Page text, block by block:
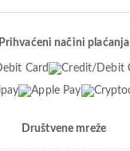
Prihvaćeni načini plaćanja
Društvene mreže